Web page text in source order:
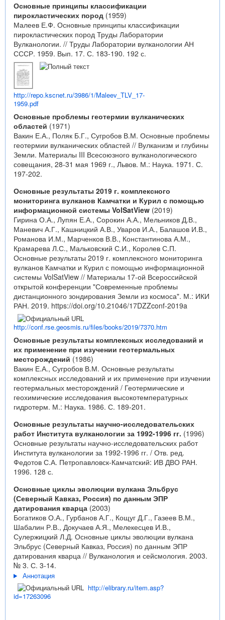
Основные принципы классификации
пирокластических пород (1959)
Малеев Е.Ф. Основные принципы классификации
пирокластических пород Труды Лаборатории
Вулканологии. // Труды Лаборатории вулканологии АН
СССР. 1959. Вып. 17. С. 183-190. 192 с.
http://repo.kscnet.ru/3986/1/Maleev_TLV_17-
1959.pdf
Основные проблемы геотермии вулканических
областей (1971)
Вакин Е.А., Поляк Б.Г., Сугробов В.М. Основные проблемы
геотермии вулканических областей // Вулканизм и глубины
Земли. Материалы III Всесоюзного вулканологического
совещания, 28-31 мая 1969 г., Львов. М.: Наука. 1971. С.
197-202.
Основные результаты 2019 г. комплексного
мониторинга вулканов Камчатки и Курил с помощью
информационной системы VolSatView (2019)
Гирина О.А., Лупян Е.А., Сорокин А.А., Мельников Д.В.,
Маневич А.Г., Кашницкий А.В., Уваров И.А., Балашов И.В.,
Романова И.М., Марченков В.В., Константинова А.М.,
Крамарева Л.С., Мальковский С.И., Королев С.П.
Основные результаты 2019 г. комплексного мониторинга
вулканов Камчатки и Курил с помощью информационной
системы VolSatView // Материалы 17-ой Всероссийской
открытой конференции "Современные проблемы
дистанционного зондирования Земли из космоса". М.: ИКИ
РАН. 2019. https://doi.org/10.21046/17DZZconf-2019a
http://conf.rse.geosmis.ru/files/books/2019/7370.htm
Основные результаты комплексных исследований и
их применение при изучении геотермальных
месторождений (1986)
Вакин Е.А., Сугробов В.М. Основные результаты
комплексных исследований и их применение при изучении
геотермальных месторождений / Геотермические и
геохимические исследования высокотемпературных
гидротерм. М.: Наука. 1986. С. 189-201.
Основные результаты научно-исследовательских
работ Института вулканологии за 1992-1996 гг. (1996)
Основные результаты научно-исследовательских работ
Института вулканологии за 1992-1996 гг. / Отв. ред.
Федотов С.А. Петропавловск-Камчатский: ИВ ДВО РАН.
1996. 128 с.
Основные циклы эволюции вулкана Эльбрус
(Северный Кавказ, Россия) по данным ЭПР
датирования кварца (2003)
Богатиков О.А., Гурбанов А.Г., Кощуг Д.Г., Газеев В.М.,
Шабалин Р.В., Докучаев А.Я., Мелекесцев И.В.,
Сулержицкий Л.Д. Основные циклы эволюции вулкана
Эльбрус (Северный Кавказ, Россия) по данным ЭПР
датирования кварца // Вулканология и сейсмология. 2003.
№ 3. С. 3-14.
Аннотация
http://elibrary.ru/item.asp?
id=17263096